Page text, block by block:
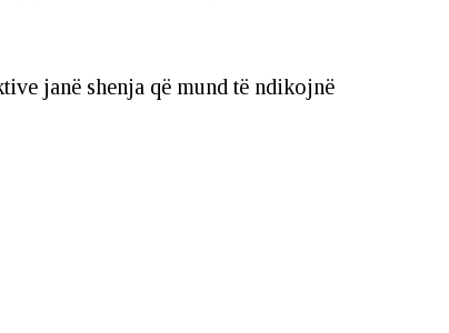
janë shenja që mund të ndikojnë